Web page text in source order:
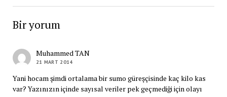
Bir yorum
Muhammed TAN
21 MART 2014
Yani hocam şimdi ortalama bir sumo güreşçisinde kaç kilo kas
var? Yazınızın içinde sayısal veriler pek geçmediği için olayı